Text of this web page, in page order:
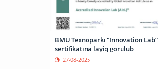
BMU Texnoparkı “Innovation Lab”
sertifikatına layiq görülüb
27-08-2025